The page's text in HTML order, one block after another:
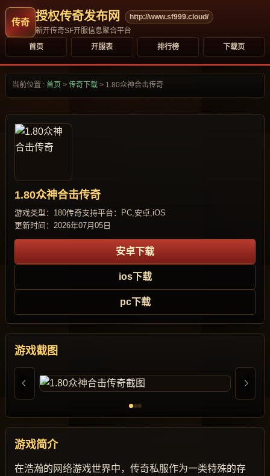
授权传奇发布网
http://www.sf999.cloud/
新开传奇SF开服信息聚合平台
首页
开服表 排行榜 下载页
当前位置 : 首页 > 传奇下载 > 1.80众神合击传奇
1.80众神合击传奇
游戏类型：180传奇支持平台：PC,安卓,iOS
更新时间：2026年07月05日
安卓下载
ios下载
pc下载
游戏截图
游戏简介
在浩瀚的网络游戏世界中，传奇私服作为一类特殊的存